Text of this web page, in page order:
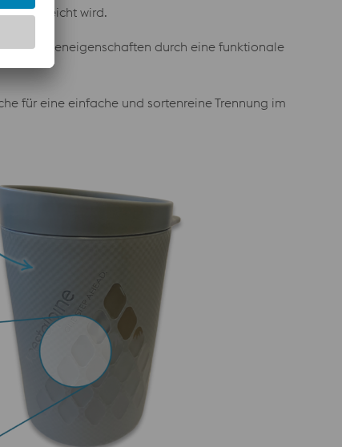
erreicht wird.
durch eine funktionale
für eine einfache und sortenreine Trennung im